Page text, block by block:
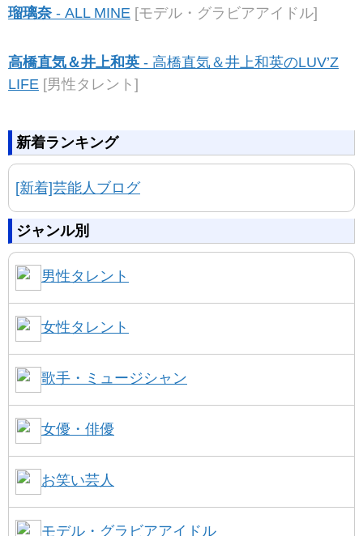
瑠璃奈- ALL MINE [モデル・グラビアアイドル]
高橋直気＆井上和英 - 高橋直気＆井上和英のLUV’Z
LIFE [男性タレント]
新着ランキング
[新着]芸能人ブログ
ジャンル別
男性タレント
女性タレント
歌手・ミュージシャン
女優・俳優
お笑い芸人
モデル・グラビアアイドル